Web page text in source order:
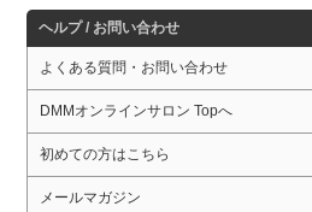
ヘルプ / お問い合わせ
よくある質問・お問い合わせ
DMMオンラインサロン Topへ
初めての方はこちら
メールマガジン